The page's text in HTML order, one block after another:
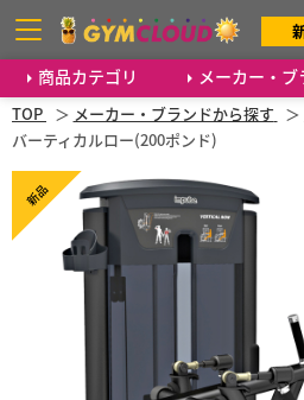
商品カテゴリ メーカー・ブ
TOP メーカー・ブランドから探す
バーティカルロー(200ポンド)
新品